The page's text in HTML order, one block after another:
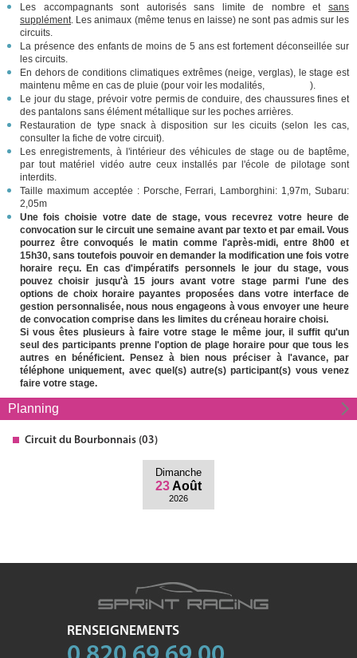
Les accompagnants sont autorisés sans limite de nombre et sans
supplément . Les animaux (même tenus en laisse) ne sont pas admis sur les
circuits.
La présence des enfants de moins de 5 ans est fortement déconseillée sur
les circuits.
En dehors de conditions climatiques extrêmes (neige, verglas), le stage est
maintenu même en cas de pluie (pour voir les modalités,
).
Le jour du stage, prévoir votre permis de conduire, des chaussures fines et
des pantalons sans élément métallique sur les poches arrières.
Restauration de type snack à disposition sur les cicuits (selon les cas,
consulter la fiche de votre circuit).
Les enregistrements, à l'intérieur des véhicules de stage ou de baptême,
par tout matériel vidéo autre ceux installés par l'école de pilotage sont
interdits.
Taille maximum acceptée : Porsche, Ferrari, Lamborghini: 1,97m, Subaru:
2,05m
Une fois choisie votre date de stage, vous recevrez votre heure de
convocation sur le circuit une semaine avant par texto et par email. Vous
pourrez être convoqués le matin comme l'après-midi, entre 8h00 et
15h30, sans toutefois pouvoir en demander la modification une fois votre
horaire reçu. En cas d'impératifs personnels le jour du stage, vous
pouvez choisir jusqu'à 15 jours avant votre stage parmi l'une des
options de choix horaire payantes proposées dans votre interface de
gestion personnalisée, nous nous engageons à vous envoyer une heure
de convocation comprise dans les limites du créneau horaire choisi.
Si vous êtes plusieurs à faire votre stage le même jour, il suffit qu'un
seul des participants prenne l'option de plage horaire pour que tous les
autres en bénéficient. Pensez à bien nous préciser à l'avance, par
téléphone uniquement, avec quel(s) autre(s) participant(s) vous venez
faire votre stage.
Planning
Circuit du Bourbonnais (03)
Dimanche
23 Août
2026
RENSEIGNEMENTS